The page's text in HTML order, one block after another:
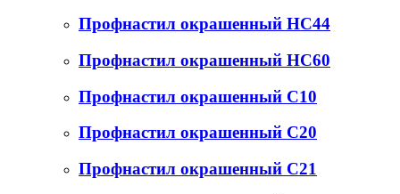
Профнастил окрашенный НС44
Профнастил окрашенный НС60
Профнастил окрашенный С10
Профнастил окрашенный С20
Профнастил окрашенный С21